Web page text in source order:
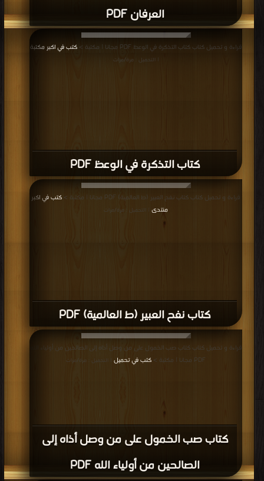
العرفان PDF
كتاب التذكرة في الوعظ PDF
قراءة و تحميل كتاب كتاب التذكرة في الوعظ PDF مجانا | مكتبة > كتب في اكبر مكتبة
| التحميل : مرة/مرات
كتاب نفح العبير (ط العالمية) PDF
قراءة و تحميل كتاب كتاب نفح العبير (ط العالمية) PDF مجانا | مكتبة >
كتب في اكبر
منتدى
| التحميل : مرة/مرات
كتاب صب الخمول على من وصل أذاه إلى
الصالحين من أولياء الله PDF
قراءة و تحميل كتاب كتاب صب الخمول على من وصل أذاه إلى الصالحين من أولياء الله
PDF مجانا | مكتبة >
كتب في تحميل | التحميل : مرة/مرات